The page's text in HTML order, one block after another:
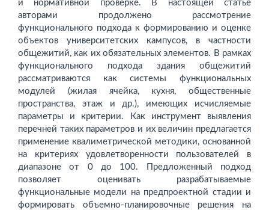
и нормативной проверке. В настоящей статье
авторами продолжено рассмотрение
функционального подхода к формированию и оценке
объектов университетских кампусов, в частности
общежитий, как их обязательных элементов. В рамках
функ­ционального подхода здания общежитий
рассматриваются как системы функциональных
модулей (жилая ячейка, кухня, общественные
пространства, этаж и др.), имеющих исчисляемые
параметры и критерии. Как инструмент выявления
перечней таких параметров и их величин предлагается
применение квалиметрической методики, основанной
на критериях удовлетворенности пользователей в
диапазоне от 0 до 100. Предложенный подход
позволяет оценивать разрабатываемые
функциональные модели на предпроектной стадии и
формировать объемно-планировочные решения на